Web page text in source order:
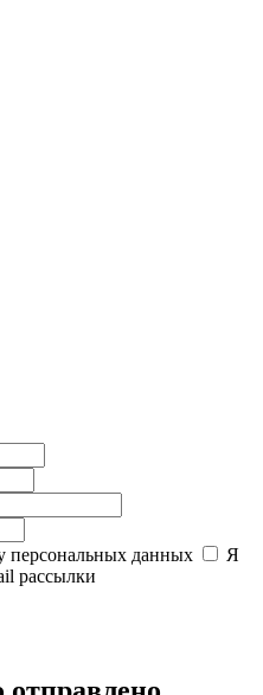
персональных данных
Я
рассылки